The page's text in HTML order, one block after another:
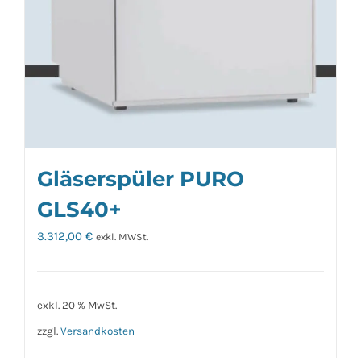
Gläserspüler PURO
GLS40+
3.312,00 € exkl. MWSt.
exkl. 20 % MwSt.
zzgl. Versandkosten